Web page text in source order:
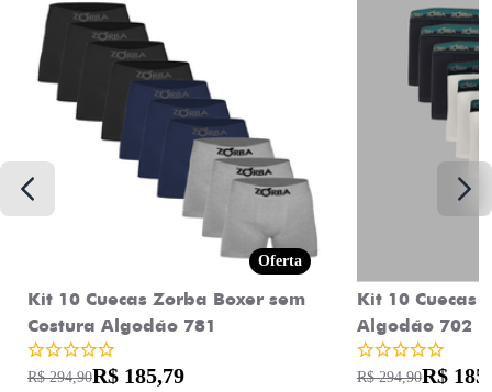
Oferta
Kit 10 Cuecas Zorba Boxer sem
Costura Algodão 781
R$ 294,90R$ 185,79
Kit 10 Cuecas
Algodão 702
R$ 294,90R$